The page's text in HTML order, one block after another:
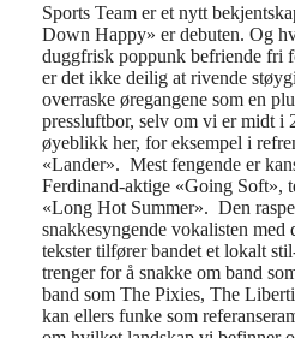
Sports Team er et nytt
Down Happy» er debuten. Og
duggfrisk poppunk befriende fri
er det ikke deilig at rivende
overraske øregangene som en
pressluftbor, selv om vi er midt i
øyeblikk her, for eksempel i
«Lander». Mest fengende er
Ferdinand-aktige «Going Soft»,
«Long Hot Summer». Den
snakkesyngende vokalisten med
tekster tilfører bandet et lokalt
trenger for å snakke om band
band som The Pixies, The
kan ellers funke som